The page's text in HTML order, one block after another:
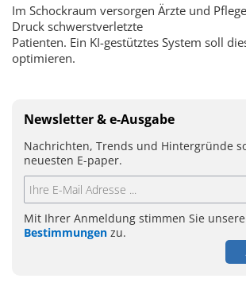
Im Schockraum versorgen Ärzte und
Druck schwerstverletzte
Patienten. Ein KI-gestütztes System soll
optimieren.
Newsletter & e-Ausgabe
Nachrichten, Trends und Hintergründe
neuesten E-paper.
Mit Ihrer Anmeldung stimmen Sie
Bestimmungen zu.